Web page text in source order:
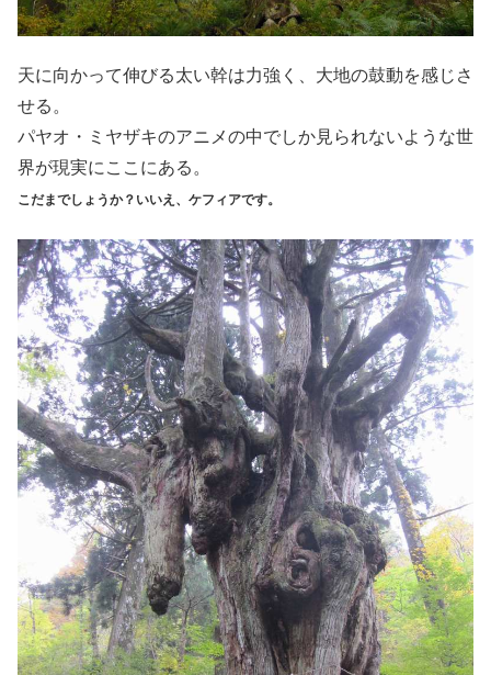
天に向かって伸びる太い幹は力強く、大地の鼓動を感じさ
せる。
パヤオ・ミヤザキのアニメの中でしか見られないような世
界が現実にここにある。
こだまでしょうか？いいえ、ケフィアです。